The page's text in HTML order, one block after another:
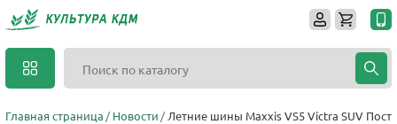
Главная страница Новости Летние шины Maxxis VS5 Victra SUV